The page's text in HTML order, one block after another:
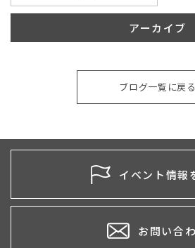
アーカイブ
2026年4月
2026年1月
2025年10月
2025年5月
2025年4月
ブログ一覧に戻る
イベント情報
お問い合